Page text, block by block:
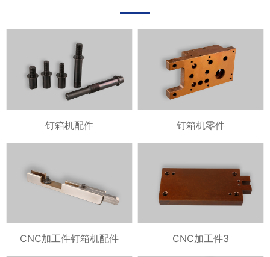
钉箱机配件 钉箱机零件
CNC加工件钉箱机配件 CNC加工件3